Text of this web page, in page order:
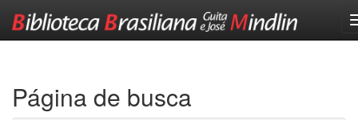
Página de busca